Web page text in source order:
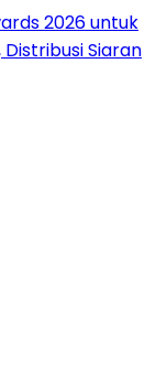
2026 untuk
Siaran